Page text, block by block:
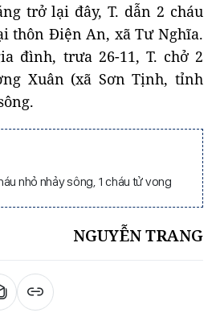
trở lại đây, T. dẫn 2 cháu
thôn Điện An, xã Tư Nghĩa.
đình, trưa 26-11, T. chở 2
Xuân (xã Sơn Tịnh, tỉnh
nhỏ nhảy sông, 1 cháu tử vong
NGUYỄN TRANG